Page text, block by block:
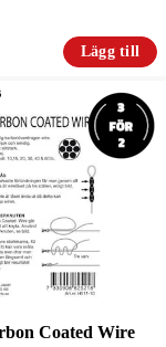
Lägg till
Coated Wire